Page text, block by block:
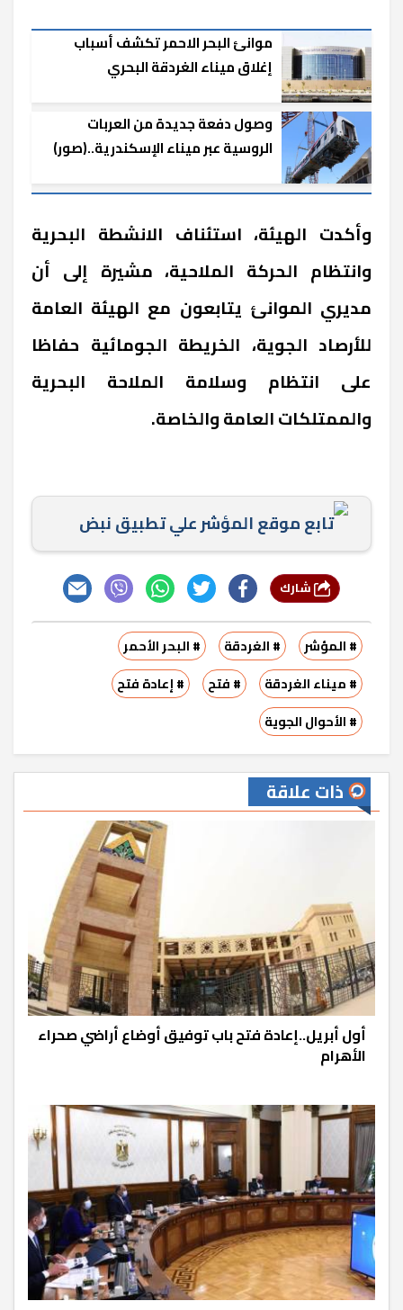
موانئ البحر الاحمر تكشف أسباب
إغلاق ميناء الغردقة البحري
وصول دفعة جديدة من العربات
الروسية عبر ميناء الإسكندرية..(صور)
وأكدت الهيئة، استئناف الانشطة البحرية
وانتظام الحركة الملاحية، مشيرة إلى أن
مديري الموانئ يتابعون مع الهيئة العامة
للأرصاد الجوية، الخريطة الجومائية حفاظا
على انتظام وسلامة الملاحة البحرية
والممتلكات العامة والخاصة.
تابع موقع المؤشر علي تطبيق نبض
# المؤشر # الغردقة
# البحر الأحمر
# ميناء الغردقة
# فتح
# إعادة فتح
# الأحوال الجوية
ذات علاقة
أول أبريل..إعادة فتح باب توفيق أوضاع أراضي صحراء
الأهرام